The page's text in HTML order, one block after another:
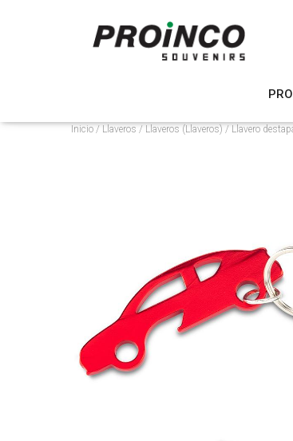
Inicio/ Llaveros / Llaveros (Llaveros) / Llavero